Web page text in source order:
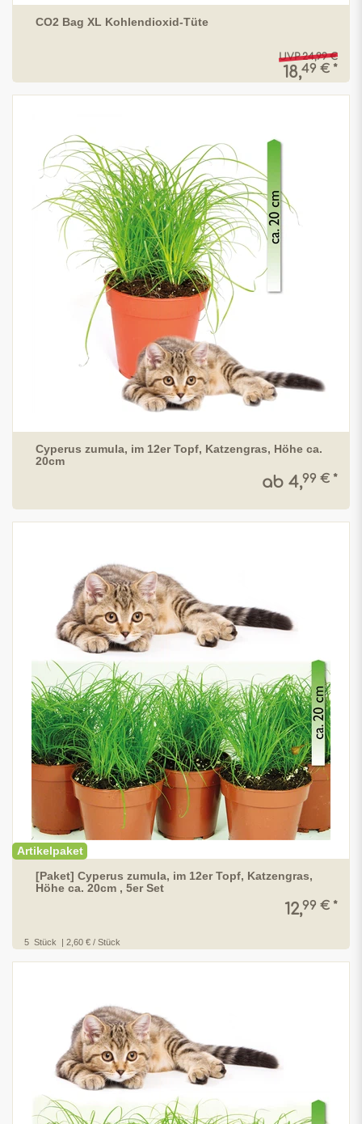
CO2 Bag XL Kohlendioxid-Tüte
UVP 24,99 €
18,49 € *
Cyperus zumula, im 12er Topf, Katzengras, Höhe ca.
20cm
ab 4,99 € *
Artikelpaket
[Paket] Cyperus zumula, im 12er Topf, Katzengras,
Höhe ca. 20cm , 5er Set
12,99 € *
5 Stück | 2,60 € / Stück